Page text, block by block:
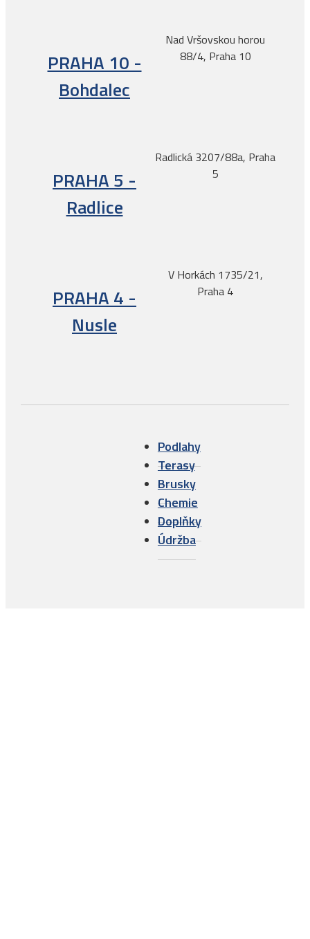
PRAHA 10 -
Bohdalec
Nad Vršovskou horou
88/4, Praha 10
PRAHA 5 -
Radlice
Radlická 3207/88a, Praha
5
PRAHA 4 -
Nusle
V Horkách 1735/21,
Praha 4
Podlahy
Terasy
Brusky
Chemie
Doplňky
Údržba